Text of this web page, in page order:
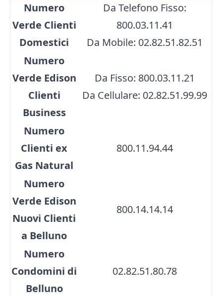
Numero
Verde Clienti
Domestici
Da Telefono Fisso:
800.03.11.41
Da Mobile: 02.82.51.82.51
Numero
Verde Edison
Clienti
Business
Da Fisso: 800.03.11.21
Da Cellulare: 02.82.51.99.99
Numero
Clienti ex
Gas Natural
800.11.94.44
Numero
Verde Edison
Nuovi Clienti
a Belluno
800.14.14.14
Numero
Condomini di
Belluno
02.82.51.80.78